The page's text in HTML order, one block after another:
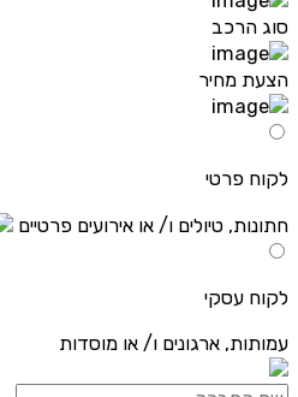
סוג הרכב
הצעת מחיר
לקוח פרטי
חתונות, טיולים ו/ או אירועים פרטיים
לקוח עסקי
עמותות, ארגונים ו/ או מוסדות